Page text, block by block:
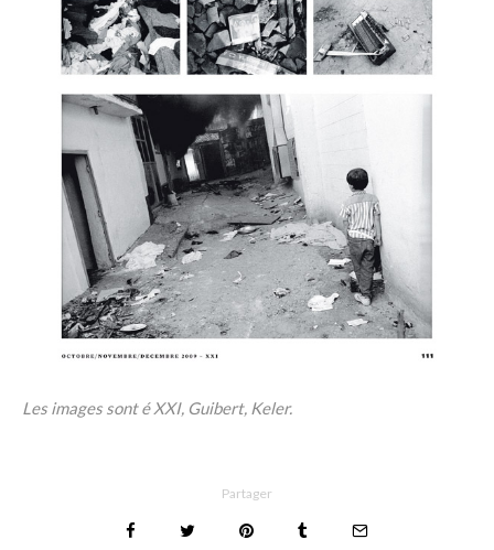
Les images sont é XXI, Guibert, Keler.
Partager